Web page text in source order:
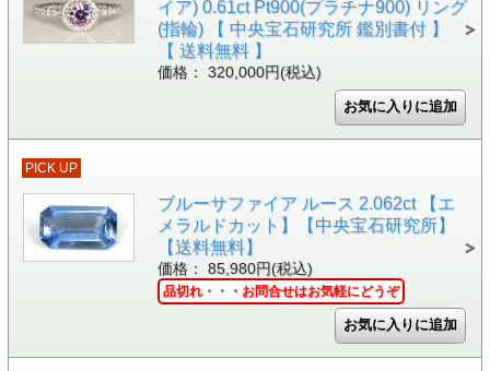
イア) 0.61ct Pt900(プラチナ900) リング
(指輪) 【 中央宝石研究所 鑑別書付 】
【 送料無料 】
価格： 320,000円(税込)
PICK UP
ブルーサファイア ルース 2.062ct 【エ
メラルドカット】【中央宝石研究所】
【送料無料】
価格： 85,980円(税込)
品切れ・・・お問合せはお気軽にどうぞ